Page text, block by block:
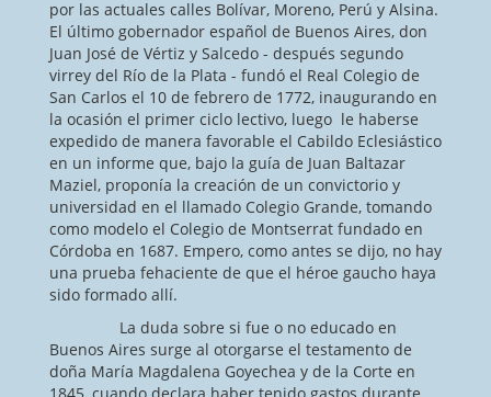
por las actuales calles Bolívar, Moreno, Perú y Alsina.
El último gobernador español de Buenos Aires, don
Juan José de Vértiz y Salcedo - después segundo
virrey del Río de la Plata - fundó el Real Colegio de
San Carlos el 10 de febrero de 1772, inaugurando en
la ocasión el primer ciclo lectivo, luego le haberse
expedido de manera favorable el Cabildo Eclesiástico
en un informe que, bajo la guía de Juan Baltazar
Maziel, proponía la creación de un convictorio y
universidad en el llamado Colegio Grande, tomando
como modelo el Colegio de Montserrat fundado en
Córdoba en 1687. Empero, como antes se dijo, no hay
una prueba fehaciente de que el héroe gaucho haya
sido formado allí.
La duda sobre si fue o no educado en
Buenos Aires surge al otorgarse el testamento de
doña María Magdalena Goyechea y de la Corte en